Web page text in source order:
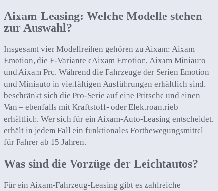
Aixam-Leasing: Welche Modelle stehen
zur Auswahl?
Insgesamt vier Modellreihen gehören zu Aixam: Aixam
Emotion, die E-Variante eAixam Emotion, Aixam Miniauto
und Aixam Pro. Während die Fahrzeuge der Serien Emotion
und Miniauto in vielfältigen Ausführungen erhältlich sind,
beschränkt sich die Pro-Serie auf eine Pritsche und einen
Van – ebenfalls mit Kraftstoff- oder Elektroantrieb
erhältlich. Wer sich für ein Aixam-Auto-Leasing entscheidet,
erhält in jedem Fall ein funktionales Fortbewegungsmittel
für Fahrer ab 15 Jahren.
Was sind die Vorzüge der Leichtautos?
Für ein Aixam-Fahrzeug-Leasing gibt es zahlreiche